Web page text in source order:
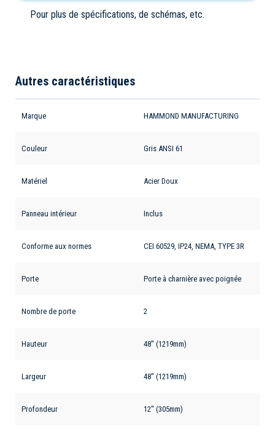
Pour plus de spécifications, de schémas, etc.
Autres caractéristiques
Marque HAMMOND MANUFACTURING
Couleur Gris ANSI 61
Matériel Acier Doux
Panneau intérieur Inclus
Conforme aux normes CEI 60529, IP24, NEMA, TYPE 3R
Porte Porte à charnière avec poignée
Nombre de porte 2
Hauteur 48'' (1219mm)
Largeur 48'' (1219mm)
Profondeur 12'' (305mm)